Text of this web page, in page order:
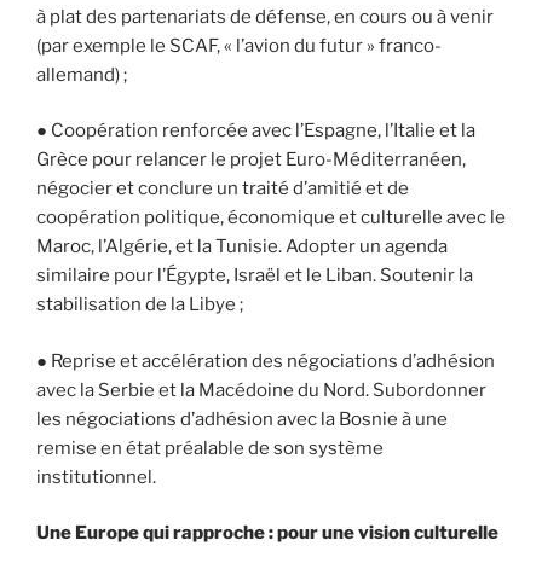
à plat des partenariats de défense, en cours ou à venir
(par exemple le SCAF, « l’avion du futur » franco-
allemand) ;
● Coopération renforcée avec l’Espagne, l’Italie et la
Grèce pour relancer le projet Euro-Méditerranéen,
négocier et conclure un traité d’amitié et de
coopération politique, économique et culturelle avec le
Maroc, l’Algérie, et la Tunisie. Adopter un agenda
similaire pour l’Égypte, Israël et le Liban. Soutenir la
stabilisation de la Libye ;
● Reprise et accélération des négociations d’adhésion
avec la Serbie et la Macédoine du Nord. Subordonner
les négociations d’adhésion avec la Bosnie à une
remise en état préalable de son système
institutionnel.
Une Europe qui rapproche : pour une vision culturelle